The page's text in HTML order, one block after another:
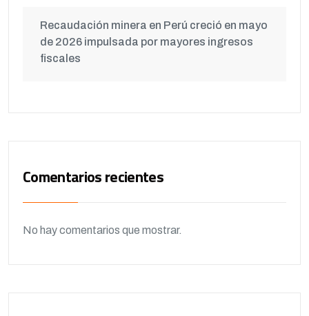
Recaudación minera en Perú creció en mayo
de 2026 impulsada por mayores ingresos
fiscales
Comentarios recientes
No hay comentarios que mostrar.